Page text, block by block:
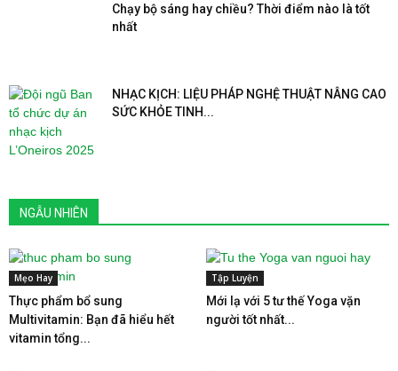
Chạy bộ sáng hay chiều? Thời điểm nào là tốt
nhất
NHẠC KỊCH: LIỆU PHÁP NGHỆ THUẬT NÂNG CAO
SỨC KHỎE TINH...
NGẪU NHIÊN
Mẹo Hay
Thực phẩm bổ sung
Multivitamin: Bạn đã hiểu hết
vitamin tổng...
Tập Luyện
Mới lạ với 5 tư thế Yoga vặn
người tốt nhất...